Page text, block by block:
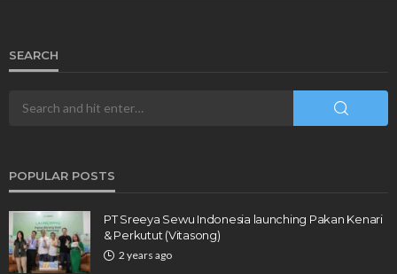
SEARCH
POPULAR POSTS
PT Sreeya Sewu Indonesia launching Pakan Kenari
& Perkutut (Vitasong)
2 years ago